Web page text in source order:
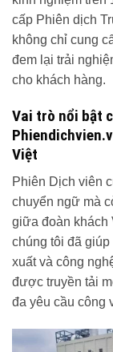
cấp Phiên dịch
không chỉ cung
đem lại trải
cho khách hàng.
Vai trò nổi bật
Việt
Phiên Dịch viên
chuyển ngữ mà
giữa đoàn khách
chúng tôi đã
xuất và công
được truyền tải
đa yêu cầu công